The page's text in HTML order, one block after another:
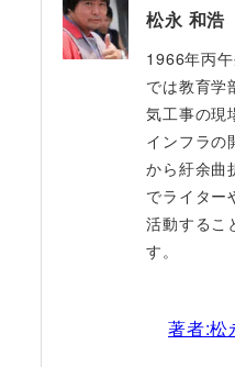
松永 和浩
1966年丙
では教育学
気工事の現
インフラの
から紆余曲
でライター
活動するこ
す。
著者:松